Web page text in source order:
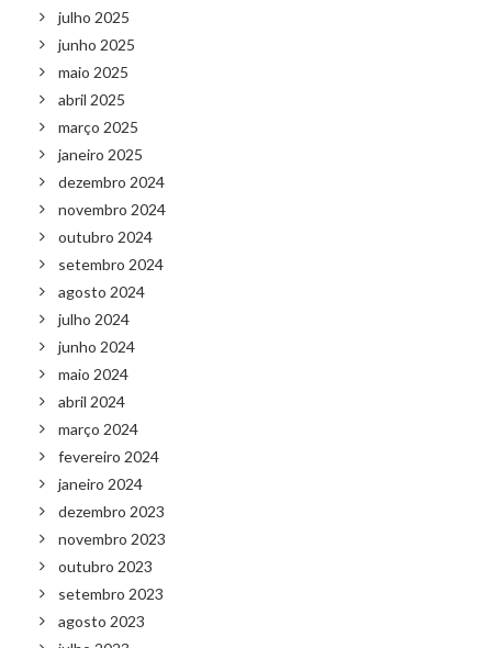
julho 2025
junho 2025
maio 2025
abril 2025
março 2025
janeiro 2025
dezembro 2024
novembro 2024
outubro 2024
setembro 2024
agosto 2024
julho 2024
junho 2024
maio 2024
abril 2024
março 2024
fevereiro 2024
janeiro 2024
dezembro 2023
novembro 2023
outubro 2023
setembro 2023
agosto 2023